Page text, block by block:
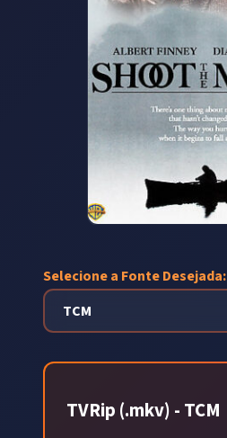
Selecione a Fonte Desejada:
TVRip (.mkv) - TCM